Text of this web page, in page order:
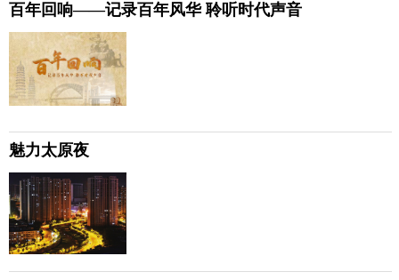
百年回响——记录百年风华 聆听时代声音
魅力太原夜